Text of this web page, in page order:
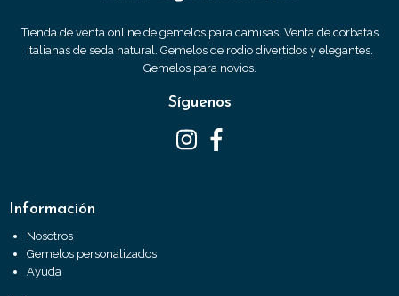
Tienda de venta online de gemelos para camisas. Venta de corbatas
italianas de seda natural. Gemelos de rodio divertidos y elegantes.
Gemelos para novios.
Síguenos
Información
Nosotros
Gemelos personalizados
Ayuda